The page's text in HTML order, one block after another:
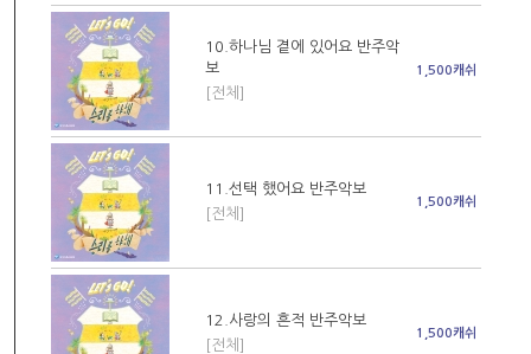
10.하나님 곁에 있어요 반주악
보
[전체]
1,500캐쉬
11.선택 했어요 반주악보
[전체]
1,500캐쉬
12.사랑의 흔적 반주악보
[전체]
1,500캐쉬